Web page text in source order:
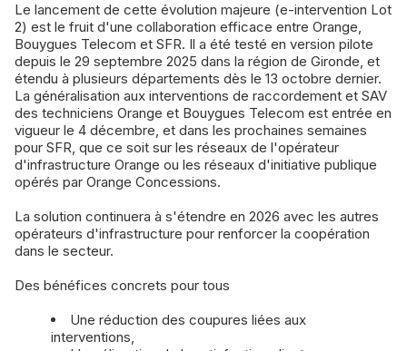
Le lancement de cette évolution majeure (e-intervention Lot
2) est le fruit d'une collaboration efficace entre Orange,
Bouygues Telecom et SFR. Il a été testé en version pilote
depuis le 29 septembre 2025 dans la région de Gironde, et
étendu à plusieurs départements dès le 13 octobre dernier.
La généralisation aux interventions de raccordement et SAV
des techniciens Orange et Bouygues Telecom est entrée en
vigueur le 4 décembre, et dans les prochaines semaines
pour SFR, que ce soit sur les réseaux de l'opérateur
d'infrastructure Orange ou les réseaux d'initiative publique
opérés par Orange Concessions.
La solution continuera à s'étendre en 2026 avec les autres
opérateurs d'infrastructure pour renforcer la coopération
dans le secteur.
Des bénéfices concrets pour tous
Une réduction des coupures liées aux
interventions,